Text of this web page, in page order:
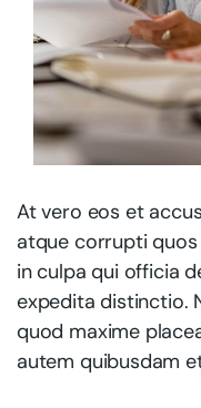
At vero eos et
atque corrupti
in culpa qui officia
expedita distinctio.
quod maxime
autem quibusdam